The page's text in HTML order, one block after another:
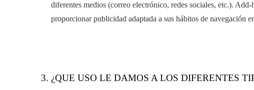
diferentes medios (correo electrónico, redes sociales, etc.).
proporcionar publicidad adaptada a sus hábitos de navegación
3. ¿QUE USO LE DAMOS A LOS DIFERENTES